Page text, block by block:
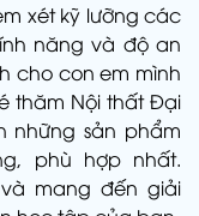
xét kỹ lưỡng các
năng và độ an
cho con em mình
thăm Nội thất Đại
những sản phẩm
phù hợp nhất.
mang đến giải